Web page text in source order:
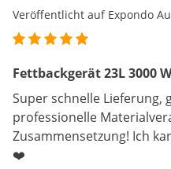
Veröffentlicht auf Expondo
Fettbackgerät 23L 3000 W
Super schnelle Lieferung,
professionelle
Zusammensetzung! Ich
❤️